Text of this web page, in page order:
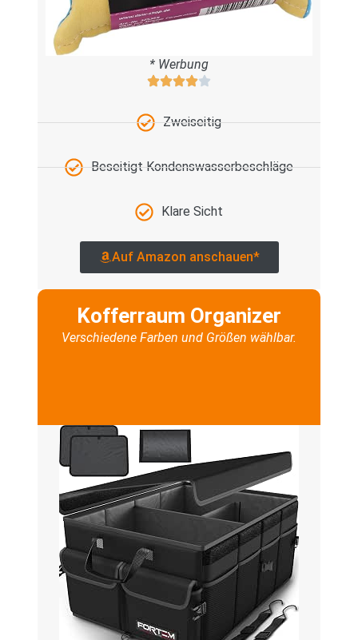
* Werbung
Zweiseitig
Beseitigt Kondenswasserbeschläge
Klare Sicht
Auf Amazon anschauen*
Kofferraum Organizer
Verschiedene Farben und Größen wählbar.